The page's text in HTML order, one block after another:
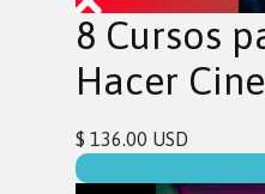
8 Cursos
Hacer Cine
$ 136.00 USD